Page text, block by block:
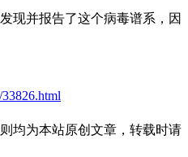
现并报告了这个病毒谱系，因
均为本站原创文章，转载时请